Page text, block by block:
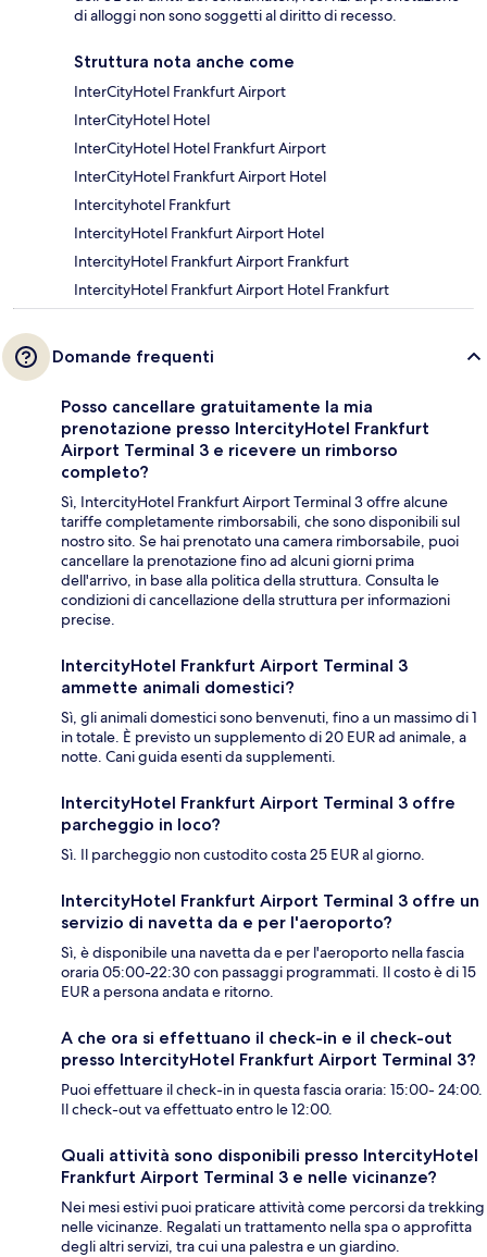
di alloggi non sono soggetti al diritto di recesso.
Struttura nota anche come
InterCityHotel Frankfurt Airport
InterCityHotel Hotel
InterCityHotel Hotel Frankfurt Airport
InterCityHotel Frankfurt Airport Hotel
Intercityhotel Frankfurt
IntercityHotel Frankfurt Airport Hotel
IntercityHotel Frankfurt Airport Frankfurt
IntercityHotel Frankfurt Airport Hotel Frankfurt
Domande frequenti
Posso cancellare gratuitamente la mia
prenotazione presso IntercityHotel Frankfurt
Airport Terminal 3 e ricevere un rimborso
completo?
Sì, IntercityHotel Frankfurt Airport Terminal 3 offre alcune
tariffe completamente rimborsabili, che sono disponibili sul
nostro sito. Se hai prenotato una camera rimborsabile, puoi
cancellare la prenotazione fino ad alcuni giorni prima
dell'arrivo, in base alla politica della struttura. Consulta le
condizioni di cancellazione della struttura per informazioni
precise.
IntercityHotel Frankfurt Airport Terminal 3
ammette animali domestici?
Sì, gli animali domestici sono benvenuti, fino a un massimo di 1
in totale. È previsto un supplemento di 20 EUR ad animale, a
notte. Cani guida esenti da supplementi.
IntercityHotel Frankfurt Airport Terminal 3 offre
parcheggio in loco?
Sì. Il parcheggio non custodito costa 25 EUR al giorno.
IntercityHotel Frankfurt Airport Terminal 3 offre un
servizio di navetta da e per l'aeroporto?
Sì, è disponibile una navetta da e per l'aeroporto nella fascia
oraria 05:00-22:30 con passaggi programmati. Il costo è di 15
EUR a persona andata e ritorno.
A che ora si effettuano il check-in e il check-out
presso IntercityHotel Frankfurt Airport Terminal 3?
Puoi effettuare il check-in in questa fascia oraria: 15:00- 24:00.
Il check-out va effettuato entro le 12:00.
Quali attività sono disponibili presso IntercityHotel
Frankfurt Airport Terminal 3 e nelle vicinanze?
Nei mesi estivi puoi praticare attività come percorsi da trekking
nelle vicinanze. Regalati un trattamento nella spa o approfitta
degli altri servizi, tra cui una palestra e un giardino.